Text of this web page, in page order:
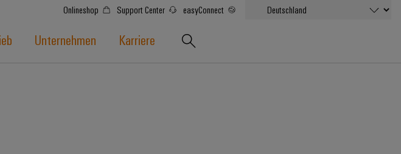
Onlineshop Support Center easyConnect
Unternehmen Karriere